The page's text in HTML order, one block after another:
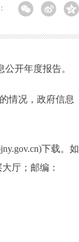
开年度报告。
情况，政府信息
下载。如
厅；邮编：